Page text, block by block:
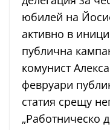
юбилей на
активно в
публична
комунист
февруари
статия срещу
„Работническо